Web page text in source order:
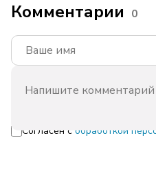
Комментарии 0
Согласен с обработкой